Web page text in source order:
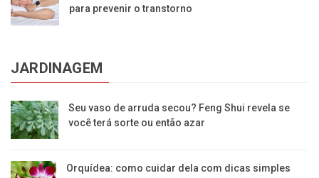
para prevenir o transtorno
JARDINAGEM
Seu vaso de arruda secou? Feng Shui revela se
você terá sorte ou então azar
Orquídea: como cuidar dela com dicas simples